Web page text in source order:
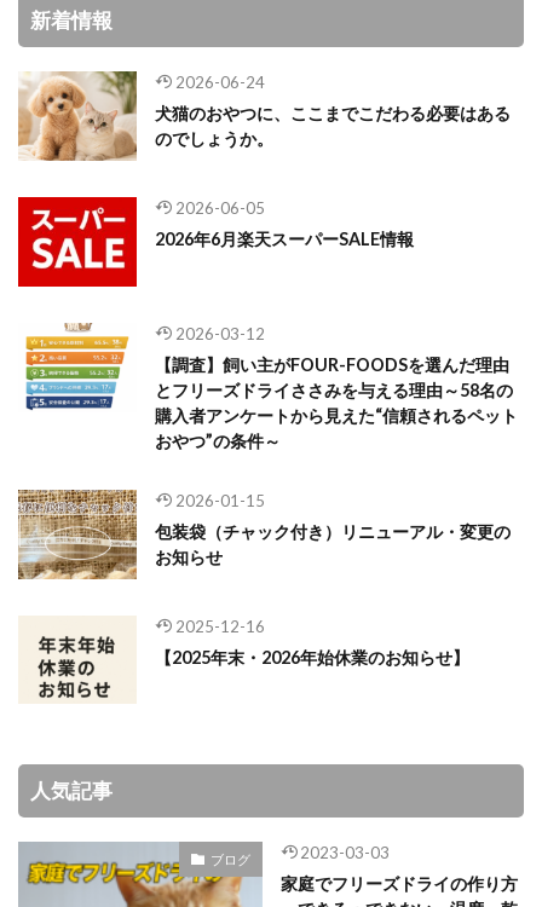
新着情報
2026-06-24
犬猫のおやつに、ここまでこだわる必要はある
のでしょうか。
2026-06-05
2026年6月楽天スーパーSALE情報
2026-03-12
【調査】飼い主がFOUR-FOODSを選んだ理由
とフリーズドライささみを与える理由～58名の
購入者アンケートから見えた“信頼されるペット
おやつ”の条件～
2026-01-15
包装袋（チャック付き）リニューアル・変更の
お知らせ
2025-12-16
【2025年末・2026年始休業のお知らせ】
人気記事
ブログ 2023-03-03
家庭でフリーズドライの作り方